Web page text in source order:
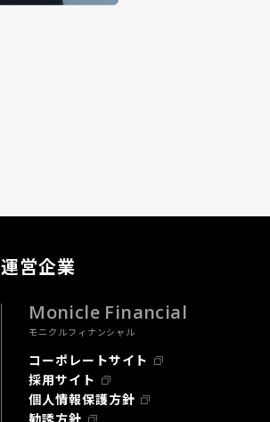
運営企業
Monicle Financial
モニクルフィナンシャル
コーポレートサイト
採用サイト
個人情報保護方針
勧誘方針